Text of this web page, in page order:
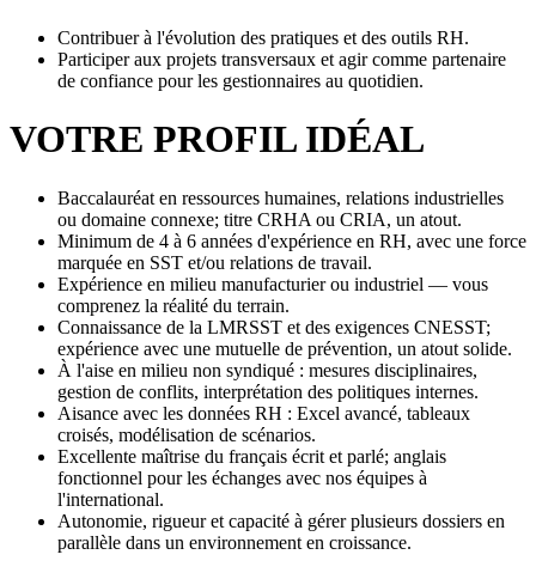
Contribuer à l'évolution des pratiques et des outils RH.
Participer aux projets transversaux et agir comme partenaire
de confiance pour les gestionnaires au quotidien.
VOTRE PROFIL IDÉAL
Baccalauréat en ressources humaines, relations industrielles
ou domaine connexe; titre CRHA ou CRIA, un atout.
Minimum de 4 à 6 années d'expérience en RH, avec une force
marquée en SST et/ou relations de travail.
Expérience en milieu manufacturier ou industriel — vous
comprenez la réalité du terrain.
Connaissance de la LMRSST et des exigences CNESST;
expérience avec une mutuelle de prévention, un atout solide.
À l'aise en milieu non syndiqué : mesures disciplinaires,
gestion de conflits, interprétation des politiques internes.
Aisance avec les données RH : Excel avancé, tableaux
croisés, modélisation de scénarios.
Excellente maîtrise du français écrit et parlé; anglais
fonctionnel pour les échanges avec nos équipes à
l'international.
Autonomie, rigueur et capacité à gérer plusieurs dossiers en
parallèle dans un environnement en croissance.